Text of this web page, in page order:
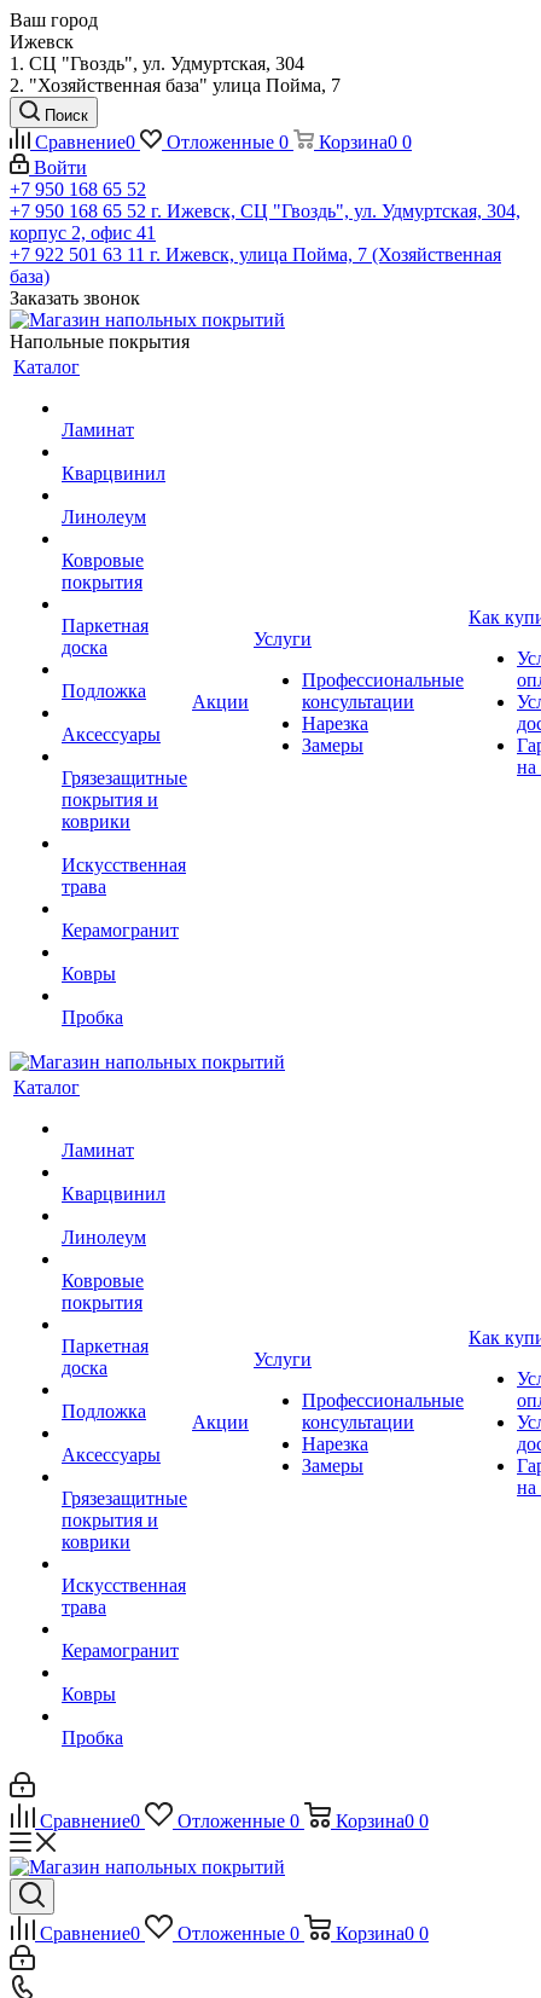
Ваш город
Ижевск
1. СЦ "Гвоздь", ул. Удмуртская, 304
2. "Хозяйственная база" улица Пойма, 7
Поиск
Сравнение0 Отложенные 0 Корзина0 0
Войти
+7 950 168 65 52
+7 950 168 65 52 г. Ижевск, СЦ "Гвоздь", ул. Удмуртская, 304,
корпус 2, офис 41
+7 922 501 63 11 г. Ижевск, улица Пойма, 7 (Хозяйственная
база)
Заказать звонок
Напольные покрытия
Каталог
Ламинат
Кварцвинил
Линолеум
Ковровые
покрытия
Паркетная
доска
Подложка
Аксессуары
Грязезащитные
покрытия и
коврики
Искусственная
трава
Керамогранит
Ковры
Пробка
Акции
Услуги
Профессиональные
консультации
Нарезка
Замеры
Как
на
Каталог
Ламинат
Кварцвинил
Линолеум
Ковровые
покрытия
Паркетная
доска
Подложка
Аксессуары
Грязезащитные
покрытия и
коврики
Искусственная
трава
Керамогранит
Ковры
Пробка
Акции
Услуги
Профессиональные
консультации
Нарезка
Замеры
Как
на
Сравнение0 Отложенные 0 Корзина0 0
Сравнение0 Отложенные 0 Корзина0 0